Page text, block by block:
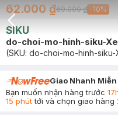
Back Icon
62.000 ₫69.000 ₫ -10%
SIKU
do-choi-mo-hinh-siku-Xe
(SKU: do-choi-mo-hinh-siku-
Giao Nhanh Miễn
Bạn muốn nhận hàng trước
15 phúttới và chọn giao hàng